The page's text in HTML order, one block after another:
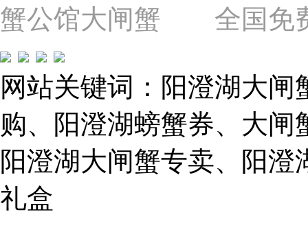
近
苗
圃
路）
Tel:
021-
62243579
E-
mail:
859749344@qq.com
1019225591
蟹公馆大闸蟹 全国免费
网站关键词：阳澄湖大
购、阳澄湖螃蟹券、大
阳澄湖大闸蟹专卖、阳
礼盒